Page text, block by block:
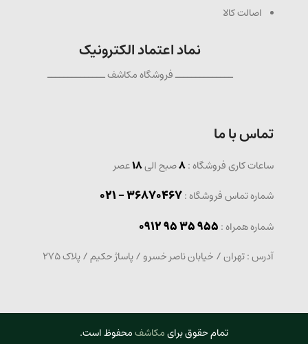
اصالت کالا
نماد اعتماد الکترونیک
ــــــــــــــ فروشگاه مکاشف ــــــــــــــ
تماس با ما
ساعات کاری فروشگاه :8صبح الی18عصر
شماره تماس فروشگاه :36870467 - 021
0912 95 35 955 : شماره همراه
آدرس : تهران / خیابان ناصر خسرو / پاساژ حکیم / پلاک 275
تمام حقوق برایمکاشفمحفوظ است.